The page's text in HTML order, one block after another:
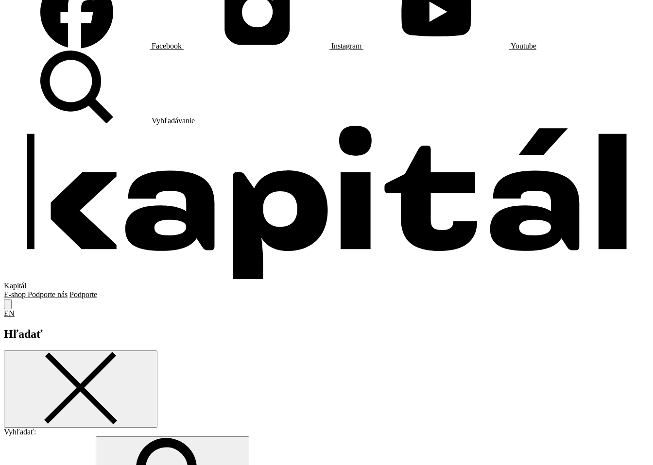
Facebook Instagram Youtube
Vyhľadávanie
Kapitál
E-shop Podporte nás Podporte
EN
Hľadať
Vyhľadať: